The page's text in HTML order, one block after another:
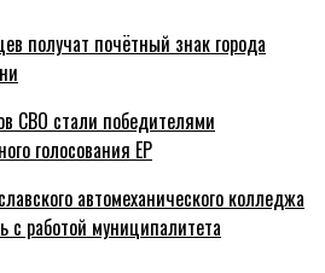
получат почётный знак города
СВО стали победителями
голосования ЕР
автомеханического колледжа
с работой муниципалитета